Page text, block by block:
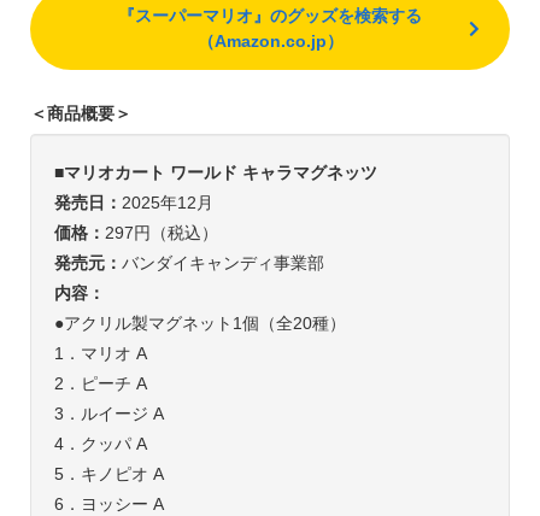
『スーパーマリオ』のグッズを検索する
（Amazon.co.jp）
＜商品概要＞
■マリオカート ワールド キャラマグネッツ
発売日： 2025年12月
価格： 297円（税込）
発売元： バンダイキャンディ事業部
内容：
●アクリル製マグネット1個（全20種）
1．マリオ A
2．ピーチ A
3．ルイージ A
4．クッパ A
5．キノピオ A
6．ヨッシー A